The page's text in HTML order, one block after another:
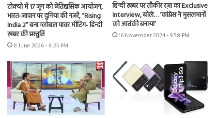
टोक्यो में 17 जून को ऐतिहासिक आयोजन,
भारत-जापान पर दुनिया की नजरें, “Rising
India 2” बना ग्लोबल पावर मीटिंग- हिन्दी
ख़बर की प्रस्तुति
8 June 2026 - 8:25 PM
हिन्दी ख़बर पर तौकीर रज़ा का Exclusive
Interview, बोले… ‘कांग्रेस ने मुसलमानों
को आतंकी बनाया’
16 November 2024 - 9:58 PM